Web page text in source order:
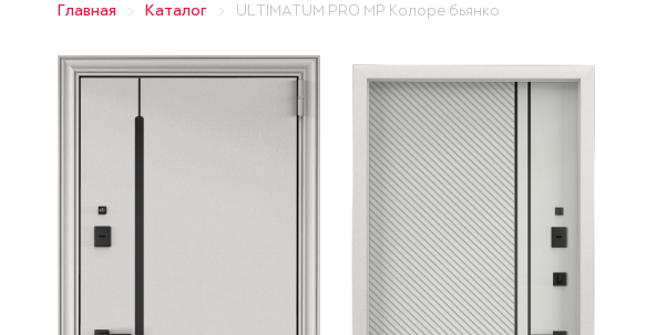
Главная Каталог ULTIMATUM PRO MP Колоре бьянко